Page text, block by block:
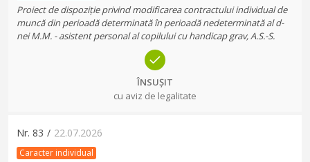
Proiect de dispoziție privind modificarea contractului individual de
muncă din perioadă determinată în perioadă nedeterminată al d-
nei M.M. - asistent personal al copilului cu handicap grav, A.S.-S.
ÎNSUȘIT
cu aviz de legalitate
Nr. 83 / 22.07.2026
Caracter individual